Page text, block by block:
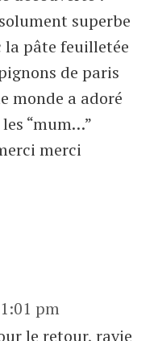
superbe
la pâte feuilletée
de paris
monde a adoré
“mum…”
merci
pm
le retour, ravie